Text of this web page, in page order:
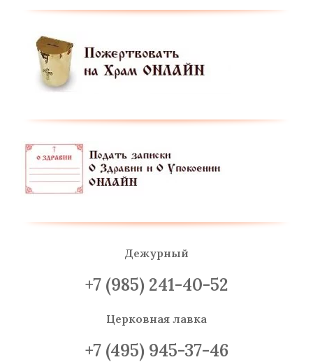
Дежурный
+7 (985) 241-40-52
Церковная лавка
+7 (495) 945-37-46